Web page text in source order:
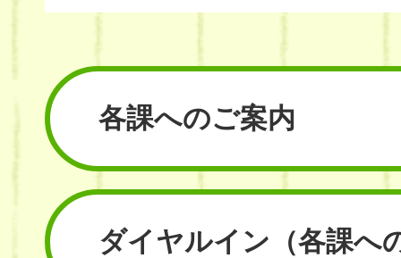
各課へのご案内
ダイヤルイン （各課へ